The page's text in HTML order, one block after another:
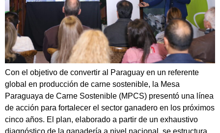
Con el objetivo de convertir al Paraguay en un referente
global en producción de carne sostenible, la Mesa
Paraguaya de Carne Sostenible (MPCS) presentó una línea
de acción para fortalecer el sector ganadero en los próximos
cinco años. El plan, elaborado a partir de un exhaustivo
diagnóstico de la ganadería a nivel nacional, se estructura